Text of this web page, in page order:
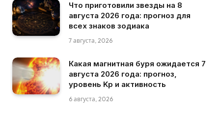
Что приготовили звезды на 8
августа 2026 года: прогноз для
всех знаков зодиака
7 августа, 2026
Какая магнитная буря ожидается 7
августа 2026 года: прогноз,
уровень Kp и активность
6 августа, 2026